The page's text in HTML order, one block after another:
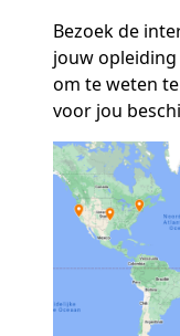
Bezoek de
jouw
om te weten
voor jou